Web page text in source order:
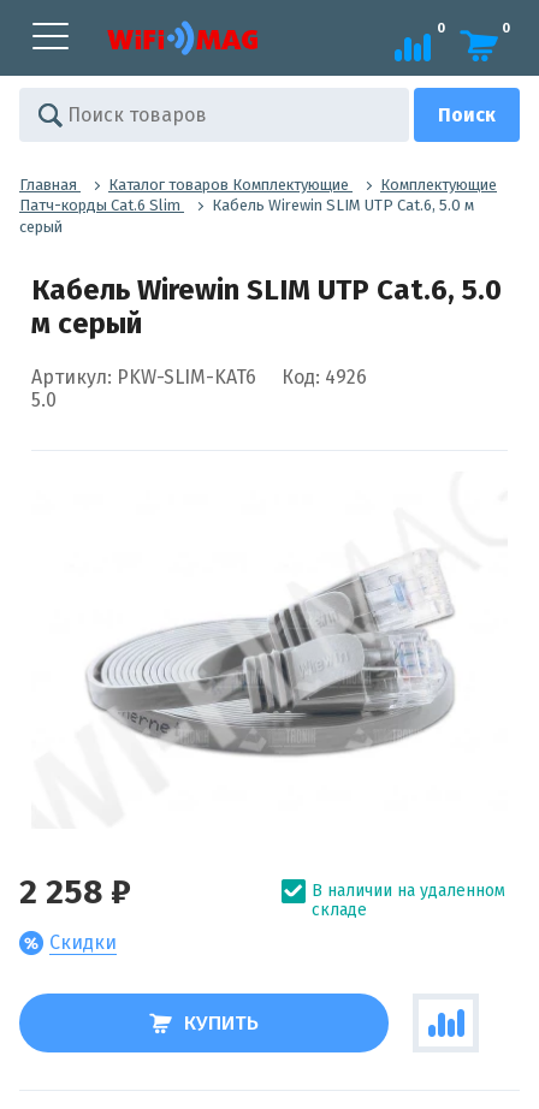
0 0
Главная Каталог товаров Комплектующие
Комплектующие
Патч-корды Cat.6 Slim
Кабель Wirewin SLIM UTP Cat.6, 5.0 м
серый
Кабель Wirewin SLIM UTP Cat.6, 5.0
м серый
Артикул: PKW-SLIM-KAT6
5.0
Код: 4926
2 258 ₽
Скидки
В наличии на удаленном
складе
КУПИТЬ